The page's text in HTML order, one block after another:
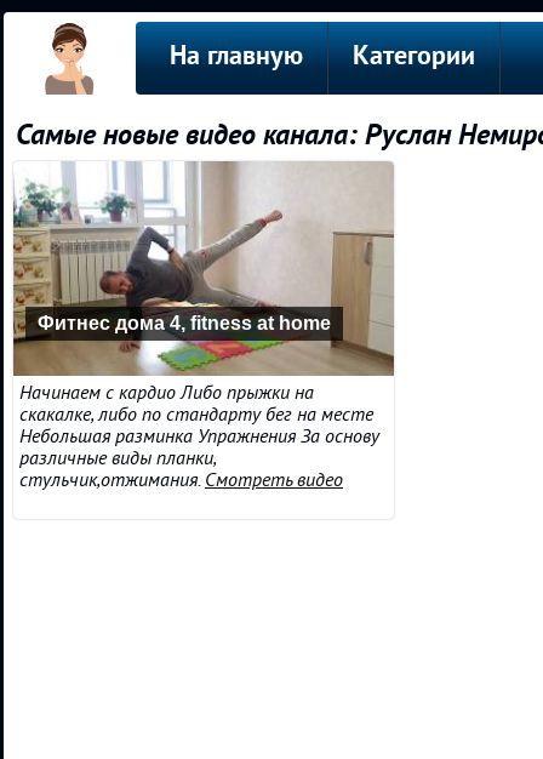
На главную Категории
Самые новые видео канала: Руслан
Фитнес дома 4, fitness at home
Начинаем с кардио Либо прыжки на
скакалке, либо по стандарту бег на месте
Небольшая разминка Упражнения За основу
различные виды планки,
стульчик,отжимания. Смотреть видео